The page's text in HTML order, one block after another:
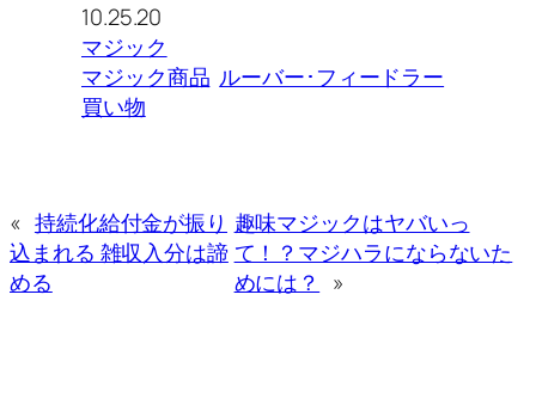
10.25.20
マジック
マジック商品 ルーバー･フィードラー
買い物
« 持続化給付金が振り
込まれる 雑収入分は諦
める
趣味マジックはヤバいっ
て！？マジハラにならないた
めには？
»